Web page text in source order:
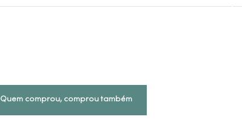
Quem comprou, comprou também